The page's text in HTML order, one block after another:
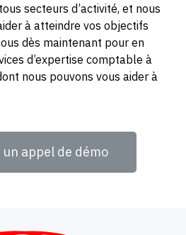
secteurs d’activité, et nous
à atteindre vos objectifs
dès maintenant pour en
d’expertise comptable à
nous pouvons vous aider à
un appel de démo